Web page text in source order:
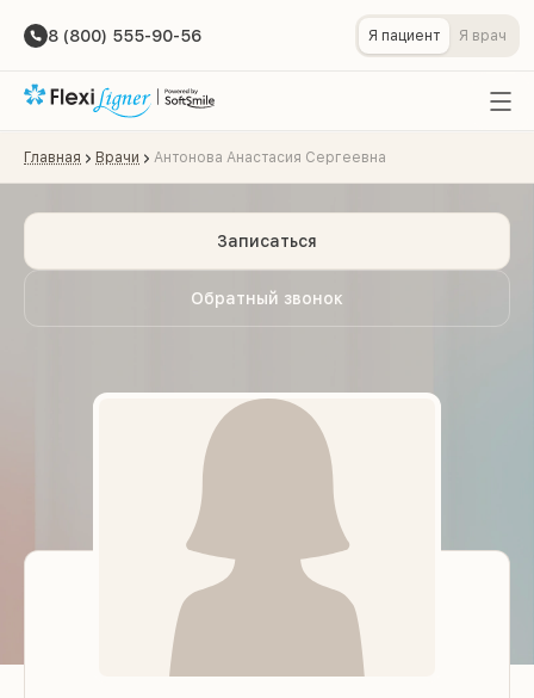
8 (800) 555-90-56 Я пациент Я врач
Главная Врачи Антонова Анастасия Сергеевна
Обратный звонок
Записаться